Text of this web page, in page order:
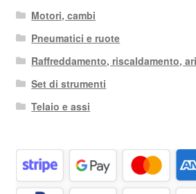
Motori, cambi
Pneumatici e ruote
Raffreddamento, riscaldamento,
Set di strumenti
Telaio e assi